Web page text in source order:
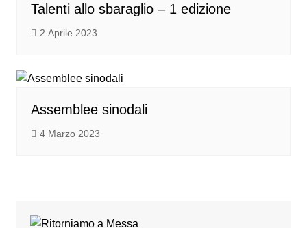
Talenti allo sbaraglio – 1 edizione
2 Aprile 2023
Assemblee sinodali
4 Marzo 2023